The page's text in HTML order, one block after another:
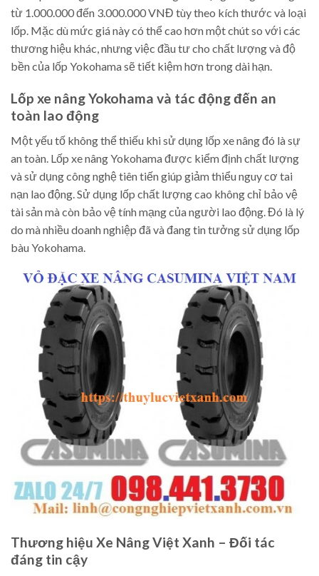
từ 1.000.000 đến 3.000.000 VNĐ tùy theo kích thước và loại
lốp. Mặc dù mức giá này có thể cao hơn một chút so với các
thương hiệu khác, nhưng việc đầu tư cho chất lượng và độ
bền của lốp Yokohama sẽ tiết kiệm hơn trong dài hạn.
Lốp xe nâng Yokohama và tác động đến an
toàn lao động
Một yếu tố không thể thiếu khi sử dụng lốp xe nâng đó là sự
an toàn. Lốp xe nâng Yokohama được kiểm định chất lượng
và sử dụng công nghệ tiên tiến giúp giảm thiểu nguy cơ tai
nạn lao động. Sử dụng lốp chất lượng cao không chỉ bảo vệ
tài sản mà còn bảo vệ tính mạng của người lao động. Đó là lý
do mà nhiều doanh nghiệp đã và đang tin tưởng sử dụng lốp
bàu Yokohama.
Thương hiệu Xe Nâng Việt Xanh – Đối tác
đáng tin cậy